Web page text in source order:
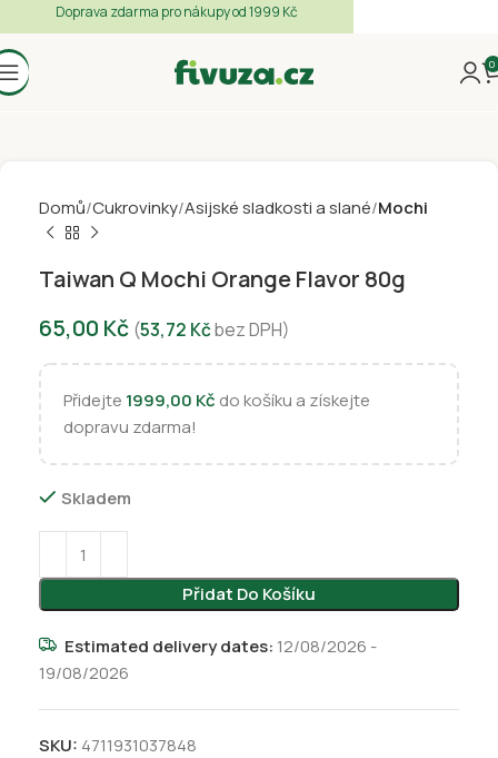
0
Domů Cukrovinky Asijské sladkosti a slané Mochi
Taiwan Q Mochi Orange Flavor 80g
65,00 Kč (53,72 Kčbez DPH)
Přidejte 1999,00 Kč do košíku a získejte
dopravu zdarma!
Skladem
Přidat Do Košíku
Estimated delivery dates: 12/08/2026 -
19/08/2026
SKU: 4711931037848
Doprava zdarma pro nákupy od 1999 Kč